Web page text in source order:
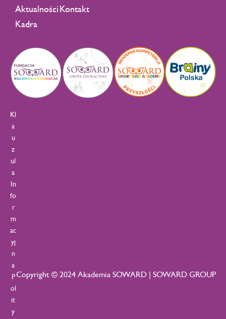
Aktualności
Kadra
Kontakt
Copyright © 2024 Akademia SOWARD | SOWARD GROUP
Kl
a
u
z
ul
a
In
fo
r
m
ac
yj
n
a
P
ol
it
y